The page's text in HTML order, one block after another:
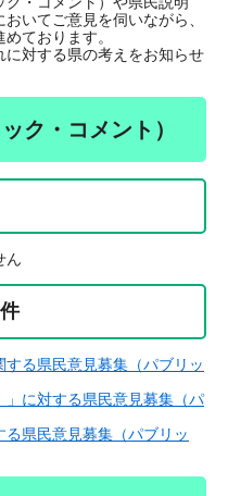
いてご意見を伺いながら、
ております。
対する県の考えをお知らせ
ク・コメント）
ん
する県民意見募集（パブリッ
」に対する県民意見募集（パ
県民意見募集（パブリッ